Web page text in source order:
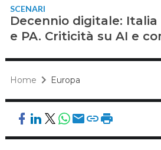
SCENARI
Decennio digitale:
e PA. Criticità su AI e
Home Europa